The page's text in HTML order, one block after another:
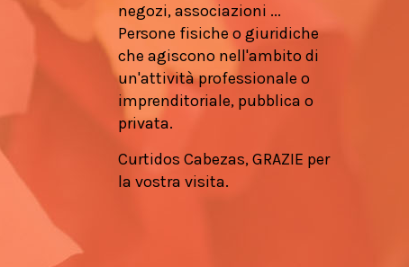
negozi, associazioni ...
Persone fisiche o giuridiche
che agiscono nell'ambito di
un'attività professionale o
imprenditoriale, pubblica o
privata.
Curtidos Cabezas, GRAZIE per
la vostra visita.